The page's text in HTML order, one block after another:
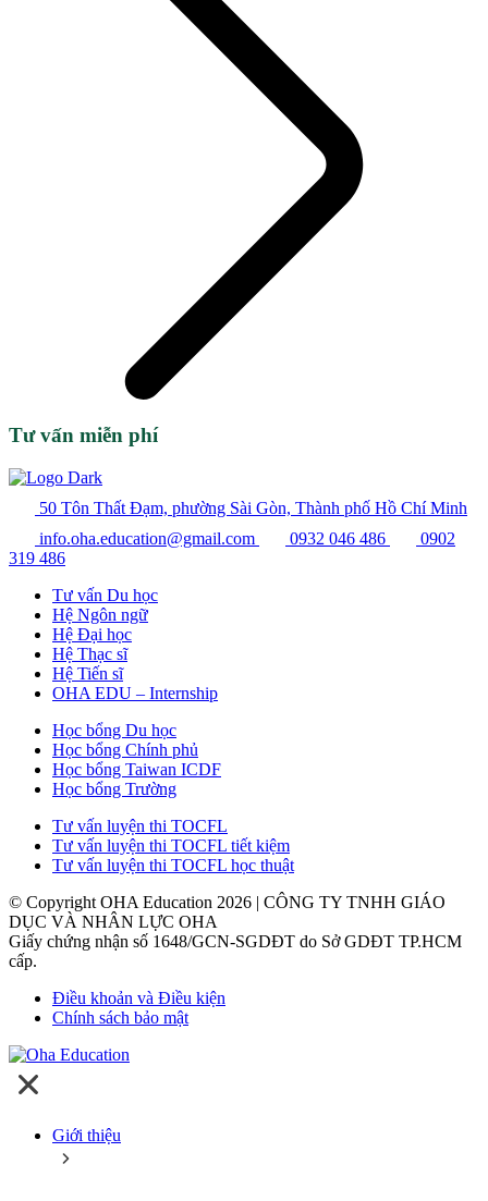
Tư vấn miễn phí
50 Tôn Thất Đạm, phường Sài Gòn, Thành phố Hồ Chí Minh
info.oha.education@gmail.com
0932 046 486
0902
319 486
Tư vấn Du học
Hệ Ngôn ngữ
Hệ Đại học
Hệ Thạc sĩ
Hệ Tiến sĩ
OHA EDU – Internship
Học bổng Du học
Học bổng Chính phủ
Học bổng Taiwan ICDF
Học bổng Trường
Tư vấn luyện thi TOCFL
Tư vấn luyện thi TOCFL tiết kiệm
Tư vấn luyện thi TOCFL học thuật
© Copyright OHA Education 2026 | CÔNG TY TNHH GIÁO
DỤC VÀ NHÂN LỰC OHA
Giấy chứng nhận số 1648/GCN-SGDĐT do Sở GDĐT TP.HCM
cấp.
Điều khoản và Điều kiện
Chính sách bảo mật
Giới thiệu